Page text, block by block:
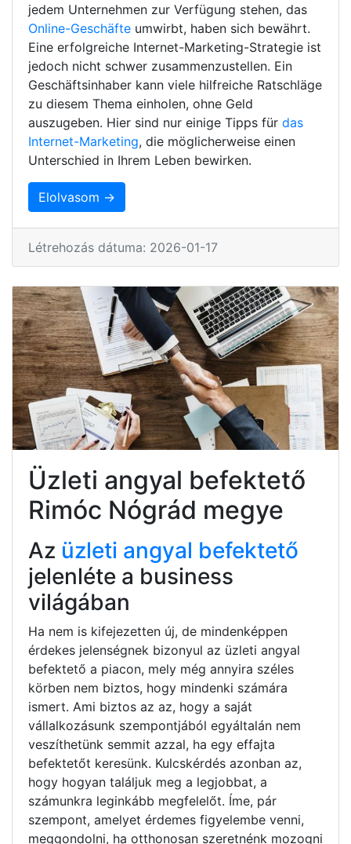
jedem Unternehmen zur Verfügung stehen, das
Online-Geschäfte umwirbt, haben sich bewährt.
Eine erfolgreiche Internet-Marketing-Strategie ist
jedoch nicht schwer zusammenzustellen. Ein
Geschäftsinhaber kann viele hilfreiche Ratschläge
zu diesem Thema einholen, ohne Geld
auszugeben. Hier sind nur einige Tipps für das
Internet-Marketing, die möglicherweise einen
Unterschied in Ihrem Leben bewirken.
Elolvasom →
Létrehozás dátuma: 2026-01-17
Üzleti angyal befektető
Rimóc Nógrád megye
Az üzleti angyal befektető
jelenléte a business
világában
Ha nem is kifejezetten új, de mindenképpen
érdekes jelenségnek bizonyul az üzleti angyal
befektető a piacon, mely még annyira széles
körben nem biztos, hogy mindenki számára
ismert. Ami biztos az az, hogy a saját
vállalkozásunk szempontjából egyáltalán nem
veszíthetünk semmit azzal, ha egy effajta
befektetőt keresünk. Kulcskérdés azonban az,
hogy hogyan találjuk meg a legjobbat, a
számunkra leginkább megfelelőt. Íme, pár
szempont, amelyet érdemes figyelembe venni,
meggondolni, ha otthonosan szeretnénk mozogni